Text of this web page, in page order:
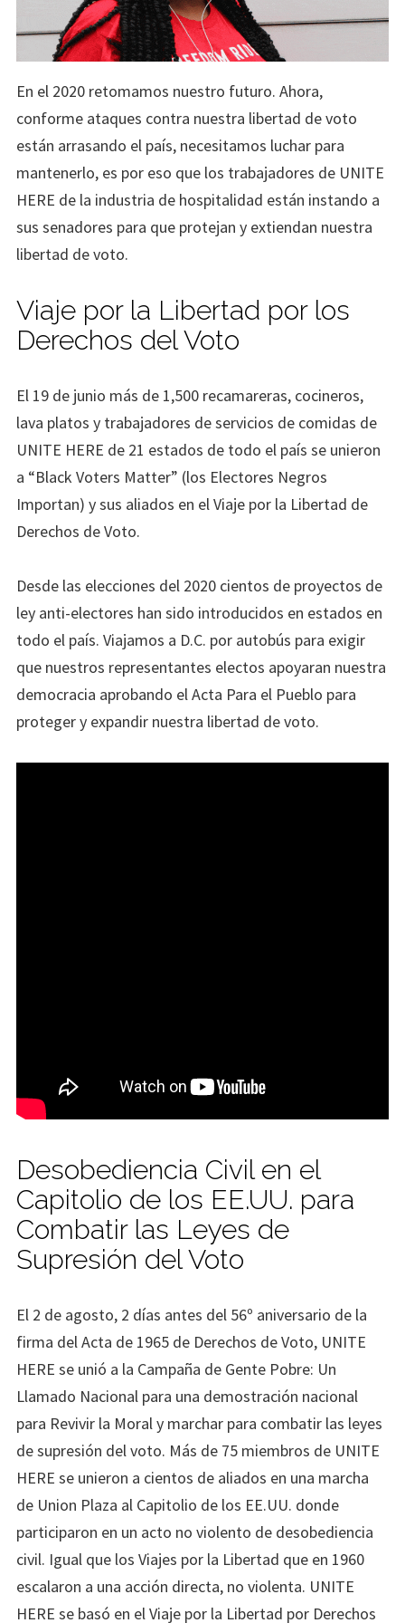
En el 2020 retomamos nuestro futuro. Ahora,
conforme ataques contra nuestra libertad de voto
están arrasando el país, necesitamos luchar para
mantenerlo, es por eso que los trabajadores de UNITE
HERE de la industria de hospitalidad están instando a
sus senadores para que protejan y extiendan nuestra
libertad de voto.
Viaje por la Libertad por los
Derechos del Voto
El 19 de junio más de 1,500 recamareras, cocineros,
lava platos y trabajadores de servicios de comidas de
UNITE HERE de 21 estados de todo el país se unieron
a “Black Voters Matter” (los Electores Negros
Importan) y sus aliados en el Viaje por la Libertad de
Derechos de Voto.
Desde las elecciones del 2020 cientos de proyectos de
ley anti-electores han sido introducidos en estados en
todo el país. Viajamos a D.C. por autobús para exigir
que nuestros representantes electos apoyaran nuestra
democracia aprobando el Acta Para el Pueblo para
proteger y expandir nuestra libertad de voto.
Desobediencia Civil en el
Capitolio de los EE.UU. para
Combatir las Leyes de
Supresión del Voto
El 2 de agosto, 2 días antes del 56º aniversario de la
firma del Acta de 1965 de Derechos de Voto, UNITE
HERE se unió a la Campaña de Gente Pobre: Un
Llamado Nacional para una demostración nacional
para Revivir la Moral y marchar para combatir las leyes
de supresión del voto. Más de 75 miembros de UNITE
HERE se unieron a cientos de aliados en una marcha
de Union Plaza al Capitolio de los EE.UU. donde
participaron en un acto no violento de desobediencia
civil. Igual que los Viajes por la Libertad que en 1960
escalaron a una acción directa, no violenta. UNITE
HERE se basó en el Viaje por la Libertad por Derechos